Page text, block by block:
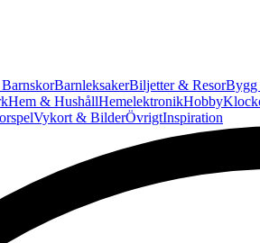
BarnleksakerBiljetter & ResorBygg
Hem & HushållHemelektronikHobby
Vykort & BilderÖvrigtInspiration